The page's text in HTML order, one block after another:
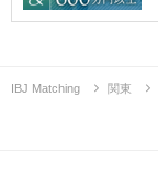
IBJ Matching 関東